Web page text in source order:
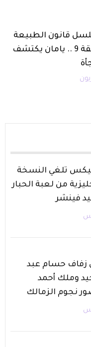
قانون الطبيعة
الحلقة 9 .. يامان يكتشف
تلغي النسخة
من لعبة الحبار
فينشر
زفاف حسام عبد
وملك أحمد
نجوم الزمالك